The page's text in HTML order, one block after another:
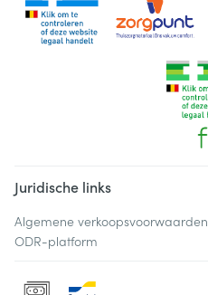
Juridische links
Algemene verkoopsvoorwaarden
ODR-platform